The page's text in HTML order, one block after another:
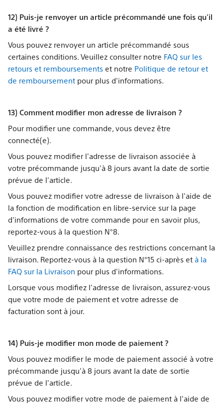
12) Puis-je renvoyer un article précommandé une fois qu'il
a été livré ?
Vous pouvez renvoyer un article précommandé sous
certaines conditions. Veuillez consulter notre FAQ sur les
retours et remboursements et notre Politique de retour et
de remboursement pour plus d'informations.
13) Comment modifier mon adresse de livraison ?
Pour modifier une commande, vous devez être
connecté(e).
Vous pouvez modifier l'adresse de livraison associée à
votre précommande jusqu'à 8 jours avant la date de sortie
prévue de l'article.
Vous pouvez modifier votre adresse de livraison à l'aide de
la fonction de modification en libre-service sur la page
d'informations de votre commande pour en savoir plus,
reportez-vous à la question N°8.
Veuillez prendre connaissance des restrictions concernant la
livraison. Reportez-vous à la question N°15 ci-après et à la
FAQ sur la Livraison pour plus d'informations.
Lorsque vous modifiez l'adresse de livraison, assurez-vous
que votre mode de paiement et votre adresse de
facturation sont à jour.
14) Puis-je modifier mon mode de paiement ?
Vous pouvez modifier le mode de paiement associé à votre
précommande jusqu'à 8 jours avant la date de sortie
prévue de l'article.
Vous pouvez modifier votre mode de paiement à l'aide de